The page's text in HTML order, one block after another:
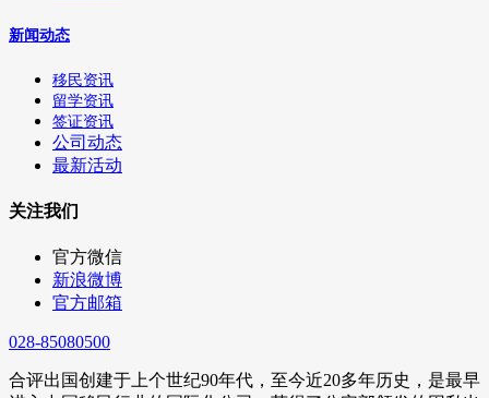
新闻动态
移民资讯
留学资讯
签证资讯
公司动态
最新活动
关注我们
官方微信
新浪微博
官方邮箱
028-85080500
合评出国创建于上个世纪90年代，至今近20多年历史，是最早